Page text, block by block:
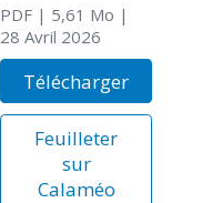
PDF| 5,61 Mo |
28 Avril 2026
Télécharger
Feuilleter
sur
Calaméo